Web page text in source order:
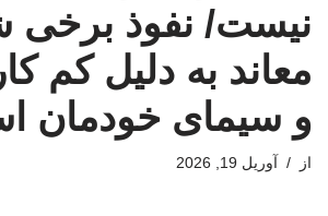
نیست/ نفوذ برخی
معاند به دلیل کم
و سیمای خودمان
از آوریل 19, 2026